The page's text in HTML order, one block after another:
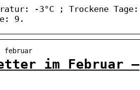
-3°C ; Trockene Tage:
9.
februar
im Februar –